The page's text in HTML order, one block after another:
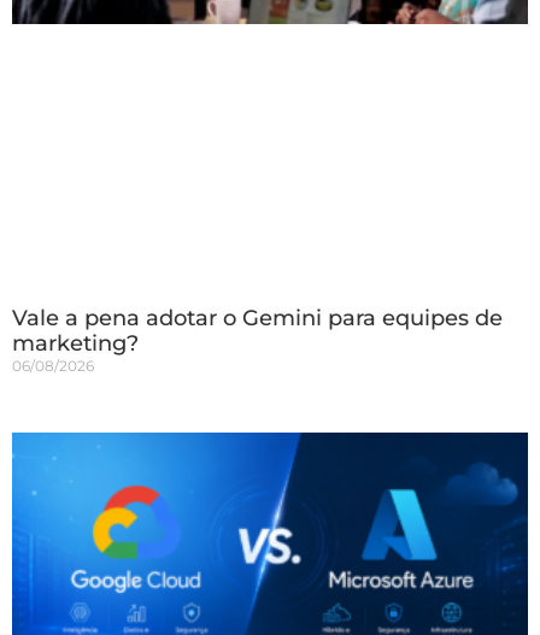
Vale a pena adotar o Gemini para equipes de
marketing?
06/08/2026